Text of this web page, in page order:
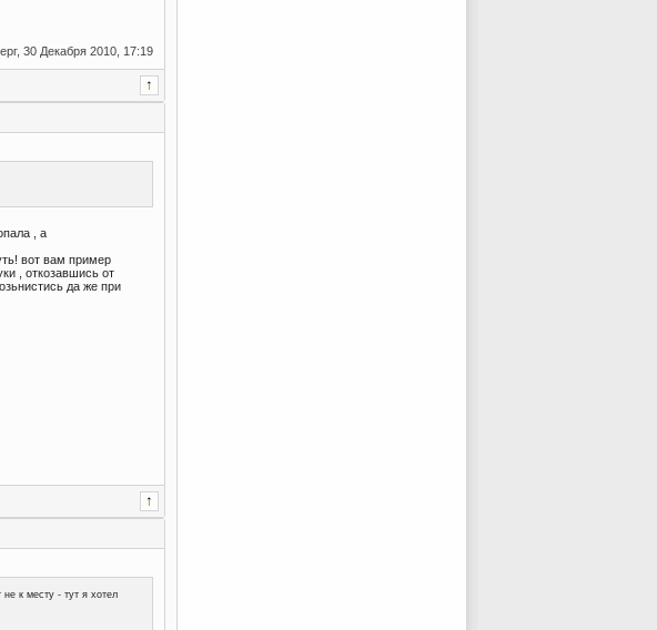
30 Декабря 2010, 17:19
, а
вот вам пример
, откозавшись от
да же при
к месту - тут я хотел